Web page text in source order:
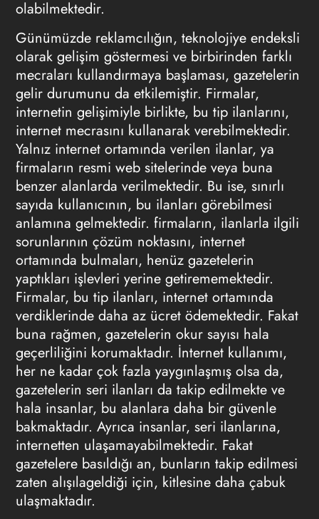
olabilmektedir.
Günümüzde reklamcılığın, teknolojiye endeksli
olarak gelişim göstermesi ve birbirinden farklı
mecraları kullandırmaya başlaması, gazetelerin
gelir durumunu da etkilemiştir. Firmalar,
internetin gelişimiyle birlikte, bu tip ilanlarını,
internet mecrasını kullanarak verebilmektedir.
Yalnız internet ortamında verilen ilanlar, ya
firmaların resmi web sitelerinde veya buna
benzer alanlarda verilmektedir. Bu ise, sınırlı
sayıda kullanıcının, bu ilanları görebilmesi
anlamına gelmektedir. firmaların, ilanlarla ilgili
sorunlarının çözüm noktasını, internet
ortamında bulmaları, henüz gazetelerin
yaptıkları işlevleri yerine getirememektedir.
Firmalar, bu tip ilanları, internet ortamında
verdiklerinde daha az ücret ödemektedir. Fakat
buna rağmen, gazetelerin okur sayısı hala
geçerliliğini korumaktadır. İnternet kullanımı,
her ne kadar çok fazla yaygınlaşmış olsa da,
gazetelerin seri ilanları da takip edilmekte ve
hala insanlar, bu alanlara daha bir güvenle
bakmaktadır. Ayrıca insanlar, seri ilanlarına,
internetten ulaşamayabilmektedir. Fakat
gazetelere basıldığı an, bunların takip edilmesi
zaten alışılageldiği için, kitlesine daha çabuk
ulaşmaktadır.